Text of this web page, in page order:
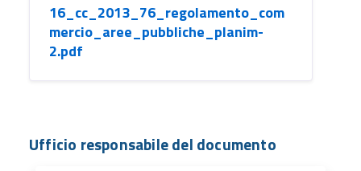
16_cc_2013_76_regolamento_com
mercio_aree_pubbliche_planim-
2.pdf
Ufficio responsabile del documento